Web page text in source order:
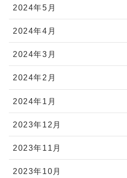
2024年5月
2024年4月
2024年3月
2024年2月
2024年1月
2023年12月
2023年11月
2023年10月